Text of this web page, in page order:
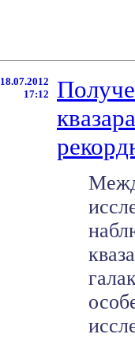
18.07.2012
17:12